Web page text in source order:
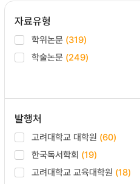
자료유형
학위논문 (319)
학술논문 (249)
발행처
고려대학교 대학원 (60)
한국독서학회 (19)
고려대학교 교육대학원 (18)